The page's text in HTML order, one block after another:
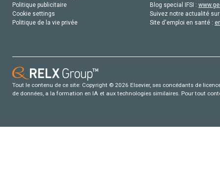
Politique publicitaire
Cookie settings
Politique de la vie privée
Blog special IFSI :
Suivez notre actualité
Site d'emploi en santé :
Tout le contenu de ce site: Copyright © 2026 Elsevier, ses concédants de
de données, a la formation en IA et aux technologies similaires. Pour tout